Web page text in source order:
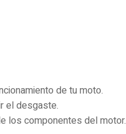
de tu moto.
el desgaste.
los componentes del motor.